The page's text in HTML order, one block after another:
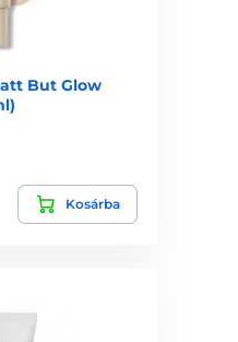
But Glow
Kosárba